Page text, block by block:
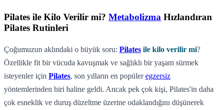
Pilates ile Kilo Verilir mi? Metabolizma Hızlandıran
Pilates Rutinleri
Çoğumuzun aklındaki o büyük soru: Pilates ile kilo verilir mi?
Özellikle fit bir vücuda kavuşmak ve sağlıklı bir yaşam sürmek
isteyenler için Pilates, son yılların en popüleregzersiz
yöntemlerinden biri haline geldi. Ancak pek çok kişi, Pilates'in daha
çok esneklik ve duruş düzeltme üzerine odaklandığını düşünerek